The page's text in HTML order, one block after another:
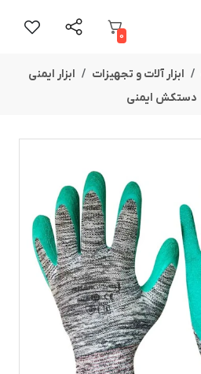
0
ابزار آلات و تجهیزات
ابزار ایمنی
دستکش ایمنی